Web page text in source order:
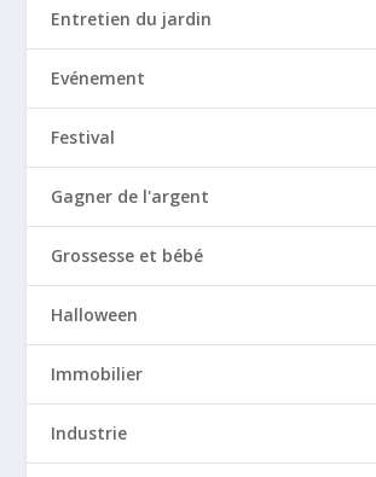
Entretien du jardin
Evénement
Festival
Gagner de l'argent
Grossesse et bébé
Halloween
Immobilier
Industrie